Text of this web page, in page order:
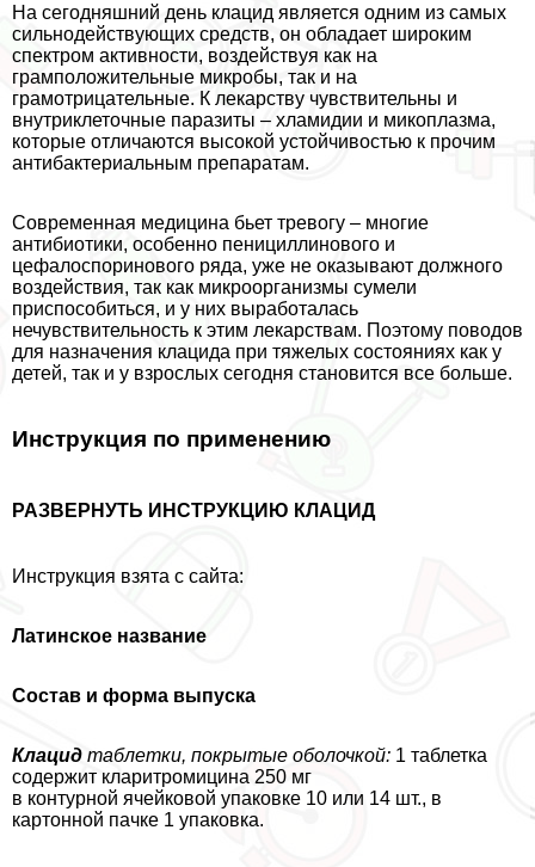
На сегодняшний день клацид является одним из самых
сильнодействующих средств, он обладает широким
спектром активности, воздействуя как на
грамположительные микробы, так и на
грамотрицательные. К лекарству чувствительны и
внутриклеточные паразиты – xлaмидии и микоплазма,
которые отличаются высокой устойчивостью к прочим
антибактериальным препаратам.
Современная медицина бьет тревогу – многие
антибиотики, особенно пенициллинового и
цефалоспоринового ряда, уже не оказывают должного
воздействия, так как микроорганизмы сумели
приспособиться, и у них выработалась
нечувствительность к этим лекарствам. Поэтому поводов
для назначения клацида при тяжелых состояниях как у
детей, так и у взрослых сегодня становится все больше.
Инструкция по применению
РАЗВЕРНУТЬ ИНСТРУКЦИЮ КЛАЦИД
Инструкция взята с сайта:
Латинское название
Состав и форма выпуска
Клацид таблетки, покрытые оболочкой: 1 таблетка
содержит кларитромицина 250 мг
в контурной ячейковой упаковке 10 или 14 шт., в
картонной пачке 1 упаковка.